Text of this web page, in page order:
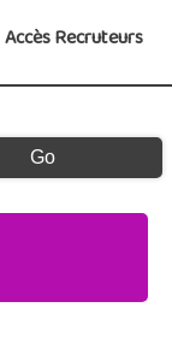
Accès Recruteurs